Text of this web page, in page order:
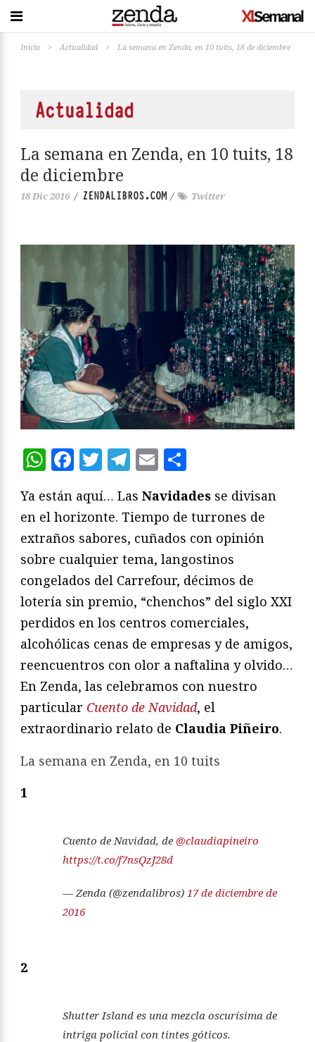
Inicio > Actualidad > La semana en Zenda, en 10 tuits, 18 de diciembre
Actualidad
La semana en Zenda, en 10 tuits, 18
de diciembre
18 Dic 2016 / ZENDALIBROS.COM/ Twitter
WhatsApp
Facebook
Twitter
Telegram
Email
Ya están aquí… Las Navidades se divisan
en el horizonte. Tiempo de turrones de
extraños sabores, cuñados con opinión
sobre cualquier tema, langostinos
congelados del Carrefour, décimos de
lotería sin premio, “chenchos” del siglo XXI
perdidos en los centros comerciales,
alcohólicas cenas de empresas y de amigos,
reencuentros con olor a naftalina y olvido…
En Zenda, las celebramos con nuestro
particular Cuento de Navidad, el
extraordinario relato de Claudia Piñeiro.
La semana en Zenda, en 10 tuits
1
Cuento de Navidad, de @claudiapineiro
https://t.co/f7nsQzJ28d
— Zenda (@zendalibros) 17 de diciembre de
2016
2
Shutter Island es una mezcla oscurísima de
intriga policial con tintes góticos.